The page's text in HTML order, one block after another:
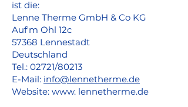
ist die:
Lenne Therme GmbH & Co KG
Auf'm Ohl 12c
57368 Lennestadt
Deutschland
Tel.: 02721/80213
E-Mail: info@lennetherme.de
Website: www. lennetherme.de